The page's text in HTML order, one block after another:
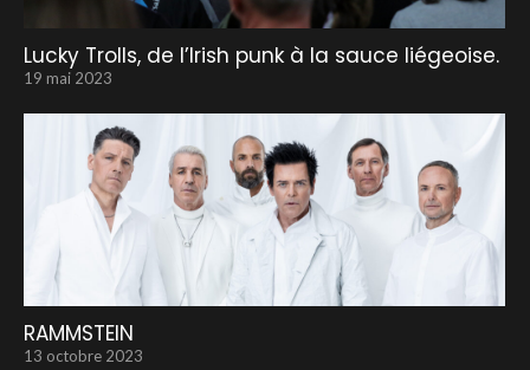
Lucky Trolls, de l’Irish punk à la sauce liégeoise.
19 mai 2023
RAMMSTEIN
13 octobre 2023